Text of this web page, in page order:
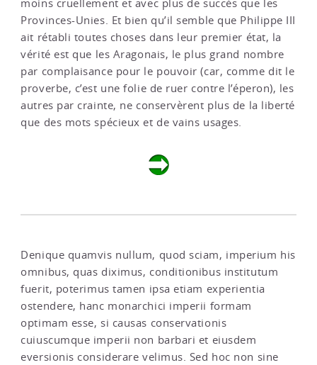
moins cruellement et avec plus de succès que les
Provinces-Unies. Et bien qu’il semble que Philippe III
ait rétabli toutes choses dans leur premier état, la
vérité est que les Aragonais, le plus grand nombre
par complaisance pour le pouvoir (car, comme dit le
proverbe, c’est une folie de ruer contre l’éperon), les
autres par crainte, ne conservèrent plus de la liberté
que des mots spécieux et de vains usages.
Denique quamvis nullum, quod sciam, imperium his
omnibus, quas diximus, conditionibus institutum
fuerit, poterimus tamen ipsa etiam experientia
ostendere, hanc monarchici imperii formam
optimam esse, si causas conservationis
cuiuscumque imperii non barbari et eiusdem
eversionis considerare velimus. Sed hoc non sine